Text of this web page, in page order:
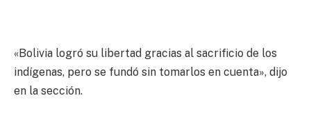
«Bolivia logró su libertad gracias al sacrificio de los
indígenas, pero se fundó sin tomarlos en cuenta», dijo
en la sección.